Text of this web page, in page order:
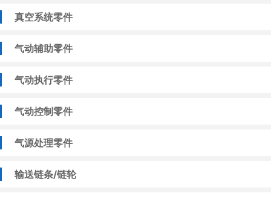
真空系统零件
气动辅助零件
气动执行零件
气动控制零件
气源处理零件
输送链条/链轮